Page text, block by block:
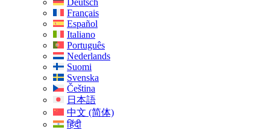
Deutsch
Français
Español
Italiano
Português
Nederlands
Suomi
Svenska
Čeština
日本語
中文 (简体)
हिंदी